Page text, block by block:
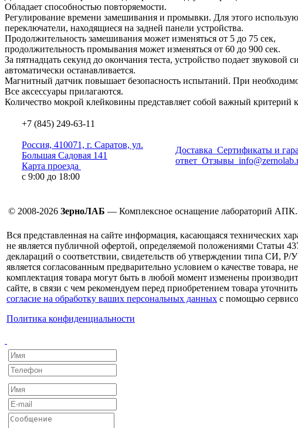
Обладает способностью повторяемости.
Регулирование времени замешивания и промывки. Для этого
переключатели, находящиеся на задней панели устройства.
Продолжительность замешивания может изменяться от 5 до 75 сек,
продолжительность промывания может изменяться от 60 до 900 сек.
За пятнадцать секунд до окончания теста, устройство подает звуковой
автоматически останавливается.
Магнитный датчик повышает безопасность испытаний. При
Все аксессуары прилагаются.
Количество мокрой клейковины представляет собой важный критерий
+7 (845) 249-63-11
Россия, 410071, г. Саратов, ул.
Большая Садовая 141
Карта проезда
с 9:00 до 18:00
Доставка Сертификаты и
ответ Отзывы
© 2008-2026 ЗерноЛАБ — Комплексное оснащение лабораторий
Вся представленная на сайте информация, касающаяся технических
не является публичной офертой, определяемой положениями Статьи
деклараций о соответствии, свидетельств об утверждении типа СИ,
является согласованным предварительно условием о качестве товара,
комплектация товара могут быть в любой момент изменены
сайте, в связи с чем рекомендуем перед приобретением товара
согласие на обработку ваших персональных данных с помощью
Политика конфиденциальности